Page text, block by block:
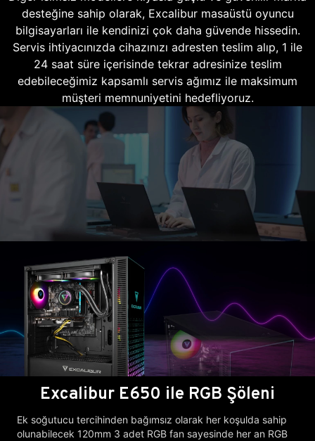
desteğine sahip olarak, Excalibur masaüstü oyuncu
bilgisayarları ile kendinizi çok daha güvende hissedin.
Servis ihtiyacınızda cihazınızı adresten teslim alıp, 1 ile
24 saat süre içerisinde tekrar adresinize teslim
edebileceğimiz kapsamlı servis ağımız ile maksimum
müşteri memnuniyetini hedefliyoruz.
Excalibur E650 ile RGB Şöleni
Ek soğutucu tercihinden bağımsız olarak her koşulda sahip
olunabilecek 120mm 3 adet RGB fan sayesinde her an RGB